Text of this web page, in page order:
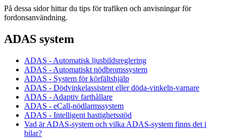
På dessa sidor hittar du tips för trafiken och anvisningar för
fordonsanvändning.
ADAS system
ADAS - Automatisk ljusbildsreglering
ADAS - Automatiskt nödbromssystem
ADAS - System för körfältshjälp
ADAS - Dödvinkelassistent eller döda-vinkeln-varnare
ADAS - Adaptiv farthållare
ADAS - eCall-nödlarmssystem
ADAS - Intelligent hastighetsstöd
Vad är ADAS-system och vilka ADAS-system finns det i
bilar?